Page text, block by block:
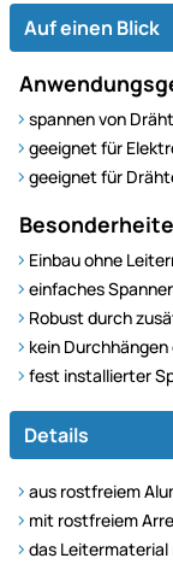
Auf einen Blick
spannen von
geeignet für
geeignet für
Einbau ohne
einfaches
Robust durch
kein
fest installierter
Details
aus rostfreiem
mit rostfreiem
das